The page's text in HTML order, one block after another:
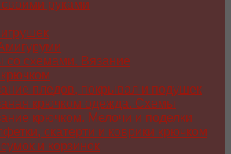
руками
схемами. Вязание
пледов, покрывал и подушек
крючком одежда. Схемы
крючком. Мелочи и поделки
скатерти и коврики крючком
и корзинок